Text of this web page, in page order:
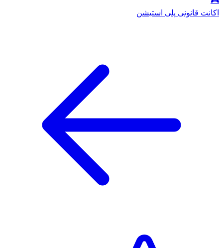
اکانت قانونی پلی استیشن